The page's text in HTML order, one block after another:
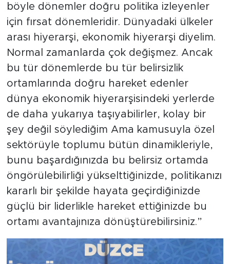
böyle dönemler doğru politika izleyenler
için fırsat dönemleridir. Dünyadaki ülkeler
arası hiyerarşi, ekonomik hiyerarşi diyelim.
Normal zamanlarda çok değişmez. Ancak
bu tür dönemlerde bu tür belirsizlik
ortamlarında doğru hareket edenler
dünya ekonomik hiyerarşisindeki yerlerde
de daha yukarıya taşıyabilirler, kolay bir
şey değil söylediğim Ama kamusuyla özel
sektörüyle toplumu bütün dinamikleriyle,
bunu başardığınızda bu belirsiz ortamda
öngörülebilirliği yükselttiğinizde, politikanızı
kararlı bir şekilde hayata geçirdiğinizde
güçlü bir liderlikle hareket ettiğinizde bu
ortamı avantajınıza dönüştürebilirsiniz.”